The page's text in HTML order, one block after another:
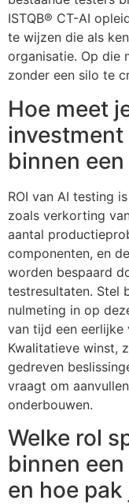
ISTQB® CT-AI
te wijzen die als
organisatie. Op die
zonder een silo te
Hoe meet
investment
binnen
ROI van AI testing
zoals verkorting
aantal
componenten, en
worden bespaard
testresultaten. Stel
nulmeting in op
van tijd een eerlijke
Kwalitatieve winst,
gedreven
vraagt om
onderbouwen.
Welke rol
binnen
en hoe